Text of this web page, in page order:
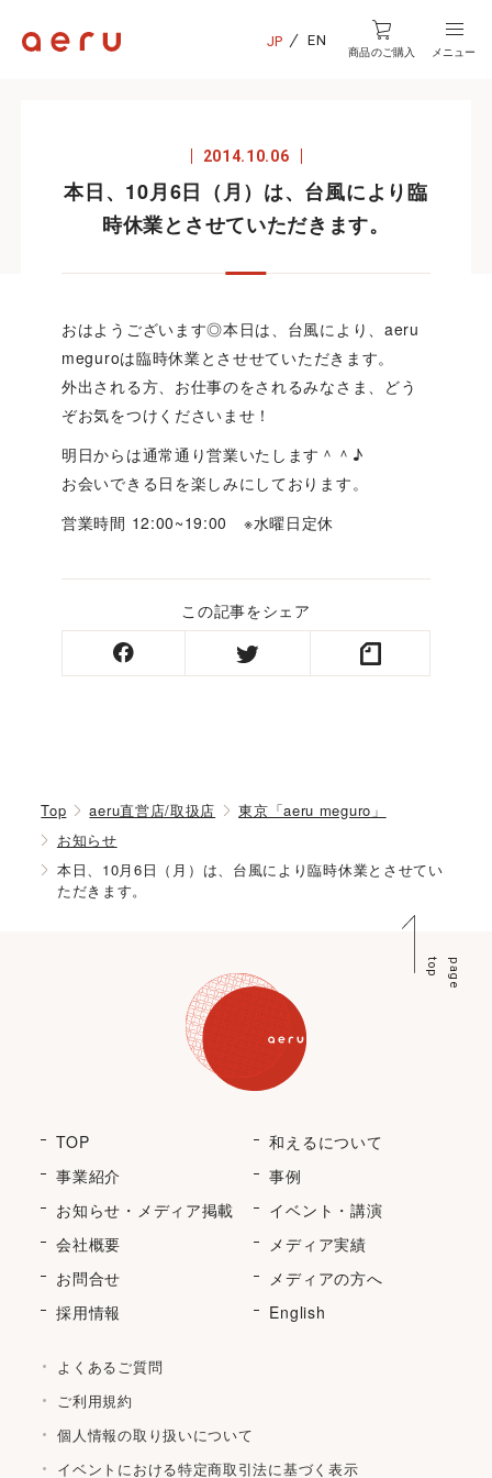
JP EN
商品のご購入 メニュー
2014.10.06
本日、10月6日（月）は、台風により臨
時休業とさせていただきます。
おはようございます◎本日は、台風により、aeru
meguroは臨時休業とさせせていただきます。
外出される方、お仕事のをされるみなさま、どう
ぞお気をつけくださいませ！
明日からは通常通り営業いたします＾＾♪
お会いできる日を楽しみにしております。
営業時間 12:00~19:00 ※水曜日定休
この記事をシェア
Top aeru直営店/取扱店
東京「aeru meguro」
お知らせ
本日、10月6日（月）は、台風により臨時休業とさせてい
ただきます。
p
a
g
e
t
o
p
TOP
和えるについて
事業紹介
事例
お知らせ・メディア掲載
イベント・講演
会社概要
メディア実績
お問合せ
メディアの方へ
採用情報
English
よくあるご質問
ご利用規約
個人情報の取り扱いについて
イベントにおける特定商取引法に基づく表示